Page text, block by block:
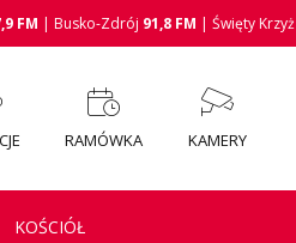
FM | Busko-Zdrój 91,8 FM | Święty Krzyż
RAMÓWKA KAMERY
KOŚCIÓŁ